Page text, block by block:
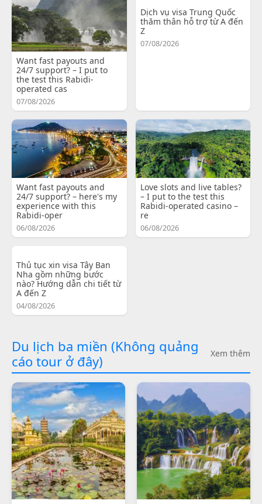
Want fast payouts and
24/7 support? – I put to
the test this Rabidi-
operated cas
07/08/2026
Dịch vụ visa Trung Quốc
thăm thân hỗ trợ từ A đến
Z
07/08/2026
Want fast payouts and
24/7 support? – here's my
experience with this
Rabidi-oper
06/08/2026
Love slots and live tables?
– I put to the test this
Rabidi-operated casino –
re
06/08/2026
Thủ tục xin visa Tây Ban
Nha gồm những bước
nào? Hướng dẫn chi tiết từ
A đến Z
04/08/2026
Du lịch ba miền (Không quảng
cáo tour ở đây)
Xem thêm